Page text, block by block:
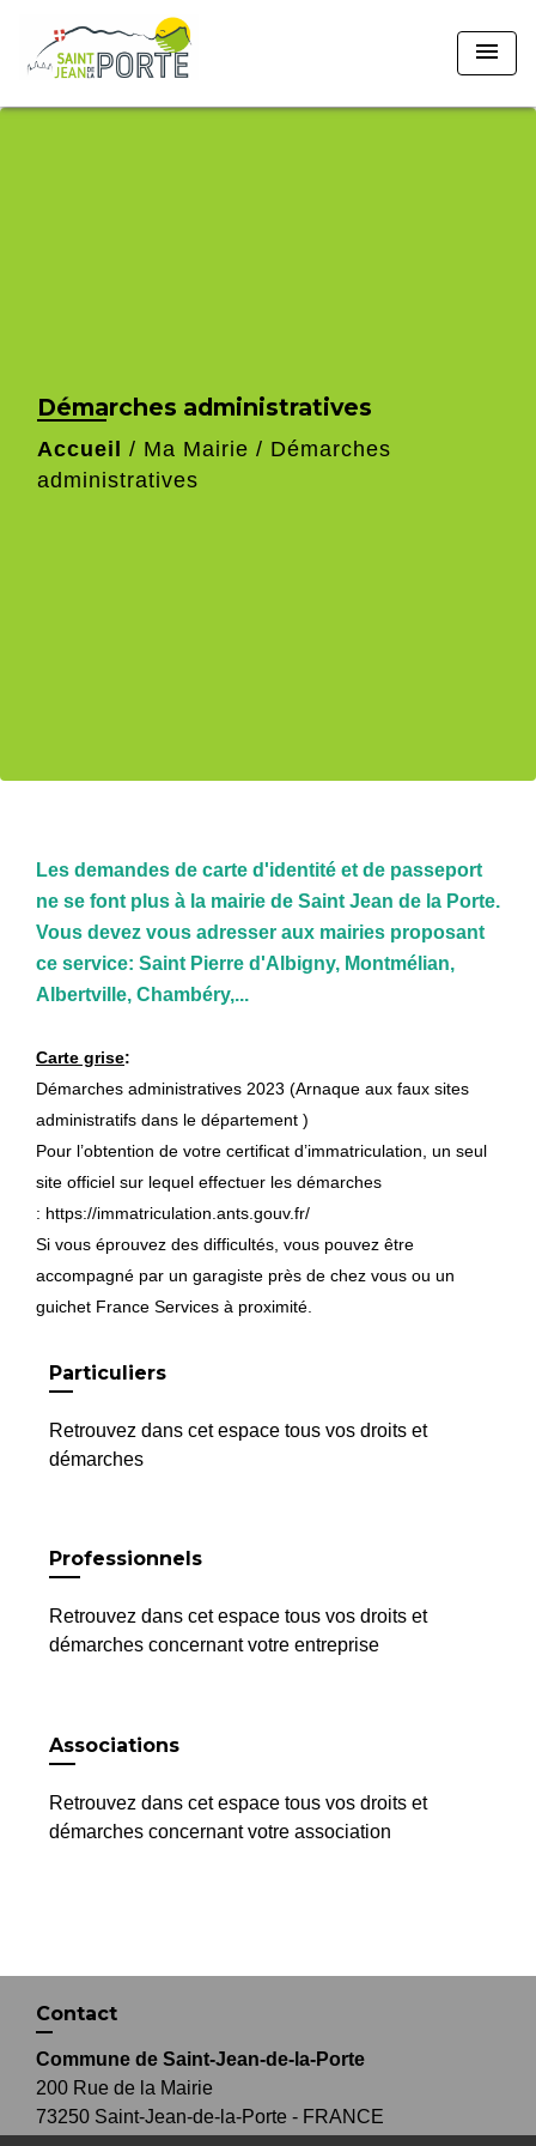
menu
Démarches administratives
Accueil / Ma Mairie / Démarches
administratives
Les demandes de carte d'identité et de passeport
ne se font plus à la mairie de Saint Jean de la Porte.
Vous devez vous adresser aux mairies proposant
ce service: Saint Pierre d'Albigny, Montmélian,
Albertville, Chambéry,...
Carte grise:
Démarches administratives 2023 (Arnaque aux faux sites
administratifs dans le département )
Pour l’obtention de votre certificat d’immatriculation, un seul
site officiel sur lequel effectuer les démarches
: https://immatriculation.ants.gouv.fr/
Si vous éprouvez des difficultés, vous pouvez être
accompagné par un garagiste près de chez vous ou un
guichet France Services à proximité.
Particuliers
Retrouvez dans cet espace tous vos droits et
démarches
Professionnels
Retrouvez dans cet espace tous vos droits et
démarches concernant votre entreprise
Associations
Retrouvez dans cet espace tous vos droits et
démarches concernant votre association
Contact
Commune de Saint-Jean-de-la-Porte
200 Rue de la Mairie
73250 Saint-Jean-de-la-Porte - FRANCE